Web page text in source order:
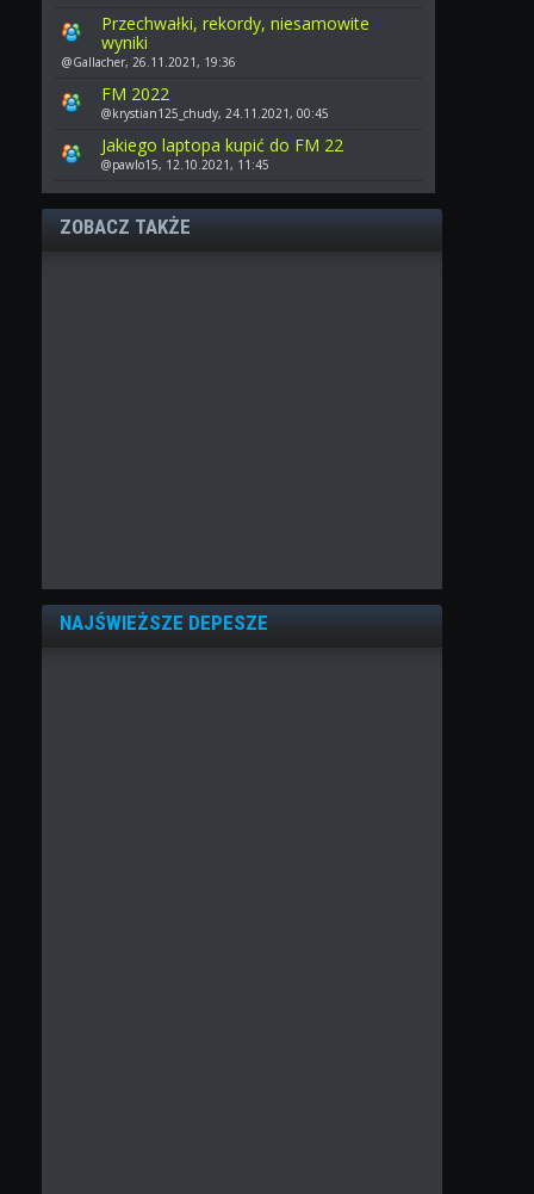
Przechwałki, rekordy, niesamowite
wyniki
@Gallacher, 26.11.2021, 19:36
FM 2022
@krystian125_chudy, 24.11.2021, 00:45
Jakiego laptopa kupić do FM 22
@pawlo15, 12.10.2021, 11:45
ZOBACZ TAKŻE
NAJŚWIEŻSZE DEPESZE